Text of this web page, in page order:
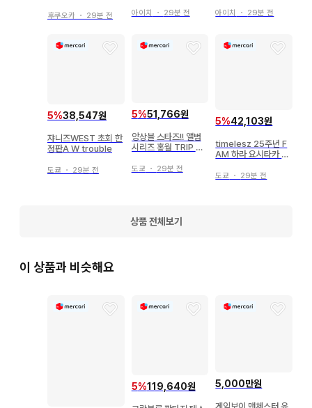
배터리나 엽서, 전단지 등 상품의 성질에 영향을 미치지 않는 부
속품은 포함되지 않을 수 있습니다.
패브릭 소재 (백, 태피스트리, 손수건 등)는 보관 및 배송 시의
사정으로 접힌 자국이 있을 수 있습니다.
기재가 없는 경우 특전만 해당됩니다.
식품 완구 등 식품 또는 음료가 포함된 상품의 식품 및 음료 섭
취는 삼가 주십시오. 저희 매장에서는 식품 완구의 부속물, 외장
시 건강 피해에 대한 책임은 지지 않습니다.
후쿠오카 ・ 29분 전 아이치 ・ 29분 전 아이치 ・ 29분 전
5%38,547원
쟈니즈WEST 초회 한
정판A W trouble
도쿄 ・ 29분 전
5%51,766원
앙상블 스타즈!! 앨범
시리즈 홍월 TRIP 최
도쿄 ・ 29분 전
5%42,103원
timelesz 25주년 F
AM 하라 요시타카 부
도쿄 ・ 29분 전
상품 전체보기
이 상품과 비슷해요
5%119,640원 5,000만원